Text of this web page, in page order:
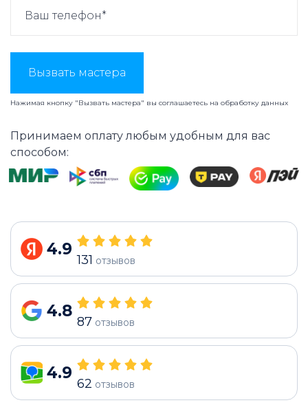
Вызвать мастера
Нажимая кнопку "Вызвать мастера" вы соглашаетесь на обработку данных
Принимаем оплату любым удобным для вас
способом:
4.9
131 отзывов
4.8
87 отзывов
4.9
62 отзывов